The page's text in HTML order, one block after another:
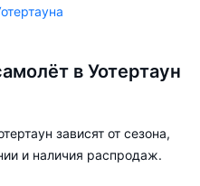
в Уотертаун
зависят от сезона,
и наличия распродаж.